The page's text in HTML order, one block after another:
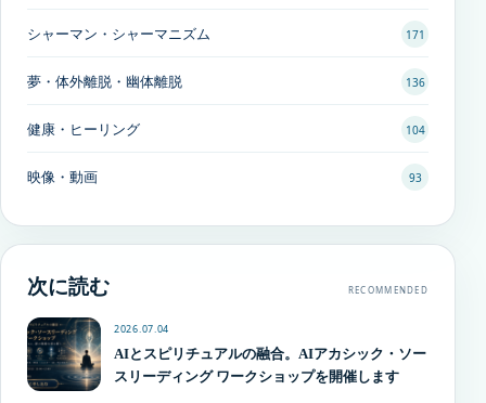
シャーマン・シャーマニズム 171
夢・体外離脱・幽体離脱 136
健康・ヒーリング 104
映像・動画 93
次に読む RECOMMENDED
2026.07.04
AIとスピリチュアルの融合。AIアカシック・ソー
スリーディング ワークショップを開催します